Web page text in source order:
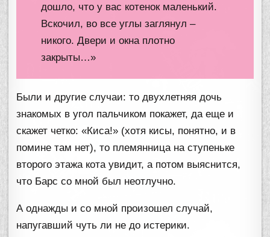
дошло, что у вас котенок маленький.
Вскочил, во все углы заглянул –
никого. Двери и окна плотно
закрыты…»
Были и другие случаи: то двухлетняя дочь
знакомых в угол пальчиком покажет, да еще и
скажет четко: «Киса!» (хотя кисы, понятно, и в
помине там нет), то племянница на ступеньке
второго этажа кота увидит, а потом выяснится,
что Барс со мной был неотлучно.
А однажды и со мной произошел случай,
напугавший чуть ли не до истерики.